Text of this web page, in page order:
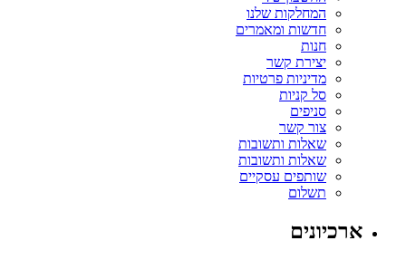
המחלקות שלנו
חדשות ומאמרים
חנות
יצירת קשר
מדיניות פרטיות
סל קניות
סניפים
צור קשר
שאלות ותשובות
שאלות ותשובות
שותפים עסקיים
תשלום
ארכיונים